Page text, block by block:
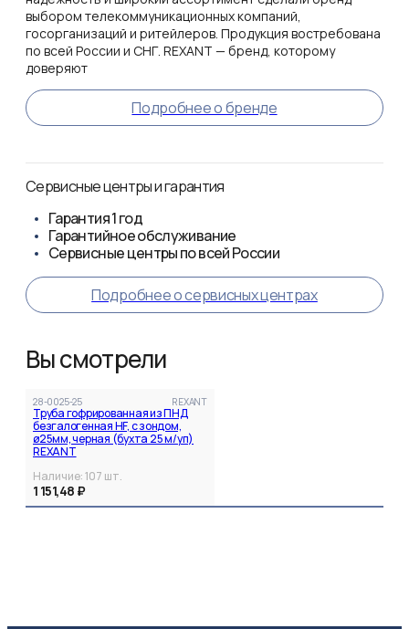
выбором телекоммуникационных компаний,
госорганизаций и ритейлеров. Продукция востребована
по всей России и СНГ. REXANT — бренд, которому
доверяют
Подробнее о бренде
Сервисные центры и гарантия
Гарантия1 год
Гарантийное обслуживание
Сервисные центры по всей России
Подробнее о сервисных центрах
Вы смотрели
28-0025-25 REXANT
Труба гофрированная из ПНД
безгалогенная HF, с зондом,
ø25мм, черная (бухта 25 м/уп)
REXANT
Наличие:107 шт.
1 151,48 ₽